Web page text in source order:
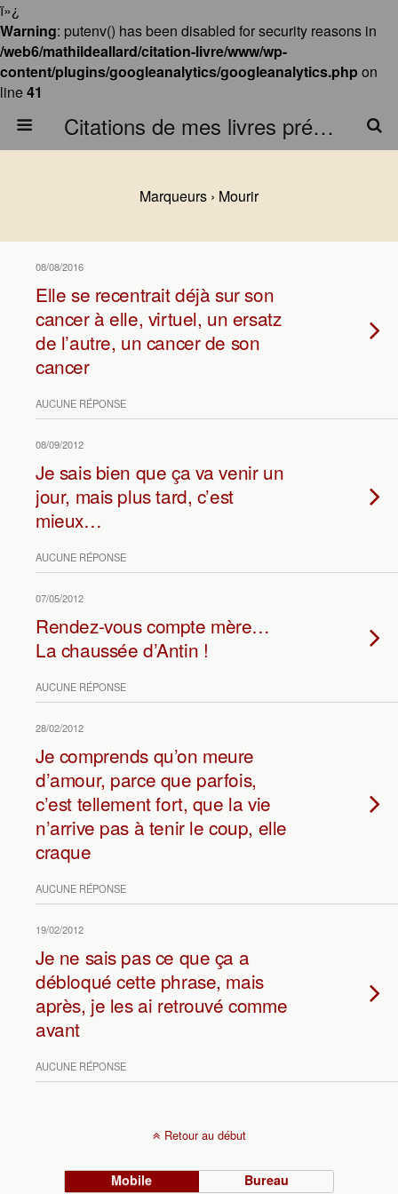
ï»¿
Warning: putenv() has been disabled for security reasons in
/web6/mathildeallard/citation-livre/www/wp-
content/plugins/googleanalytics/googleanalytics.php on
line41
Citations de mes livres préférés
Marqueurs › Mourir
08/08/2016
Elle se recentrait déjà sur son
cancer à elle, virtuel, un ersatz
de l’autre, un cancer de son
cancer
AUCUNE RÉPONSE
08/09/2012
Je sais bien que ça va venir un
jour, mais plus tard, c’est
mieux…
AUCUNE RÉPONSE
07/05/2012
Rendez-vous compte mère…
La chaussée d’Antin !
AUCUNE RÉPONSE
28/02/2012
Je comprends qu’on meure
d’amour, parce que parfois,
c’est tellement fort, que la vie
n’arrive pas à tenir le coup, elle
craque
AUCUNE RÉPONSE
19/02/2012
Je ne sais pas ce que ça a
débloqué cette phrase, mais
après, je les ai retrouvé comme
avant
AUCUNE RÉPONSE
Retour au début
Mobile Bureau